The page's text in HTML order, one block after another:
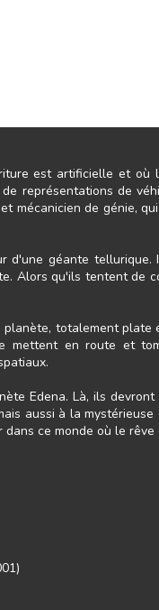
est artificielle et où
représentations de
mécanicien de génie,
d'une géante tellurique.
Alors qu'ils tentent de
totalement plate
mettent en route et
Edena. Là, ils
aussi à la mystérieuse
ce monde où le